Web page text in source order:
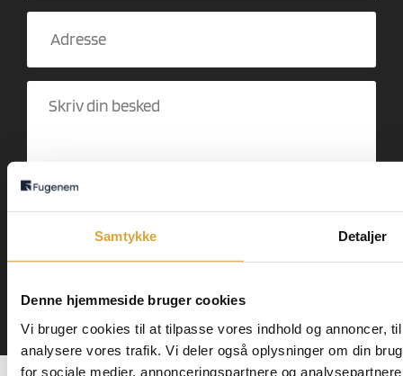
Samtykke Detaljer
Denne hjemmeside bruger cookies
Vi bruger cookies til at tilpasse vores indhold og annoncer,
analysere vores trafik. Vi deler også oplysninger om din
for sociale medier, annonceringspartnere og